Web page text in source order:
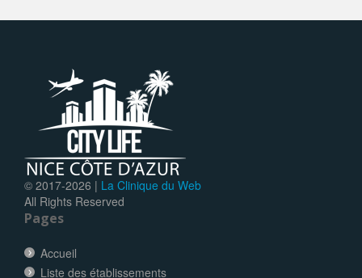
© 2017-2026 | La Clinique du Web
All Rights Reserved
Pages
Accueil
Liste des établissements